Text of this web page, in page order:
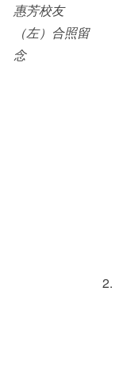
惠芳校友
（左）合照留
念